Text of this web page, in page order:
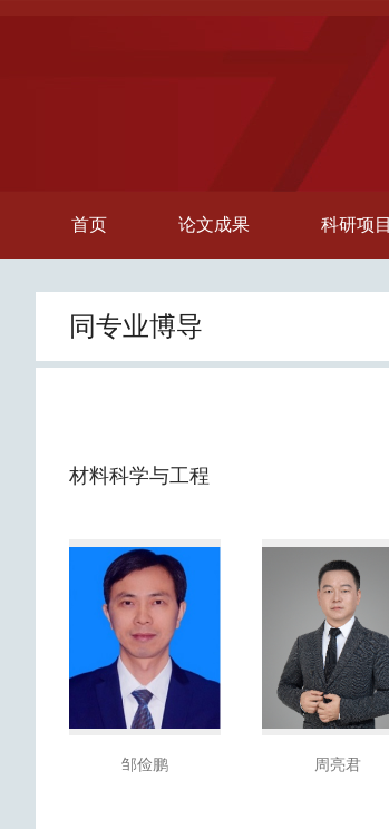
首页 论文成果 科研项目
同专业博导
材料科学与工程
邹俭鹏 周亮君